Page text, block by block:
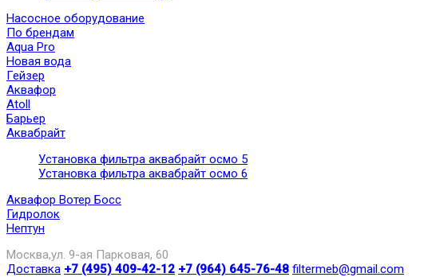
Насосное оборудование
По брендам
Aqua Pro
Новая вода
Гейзер
Аквафор
Atoll
Барьер
Аквабрайт
Установка фильтра аквабрайт осмо 5
Установка фильтра аквабрайт осмо 6
Аквафор Вотер Босс
Гидролок
Нептун
Москва,ул. 9-ая Парковая, 60
Доставка +7 (495) 409-42-12 +7 (964) 645-76-48 filtermeb@gmail.com